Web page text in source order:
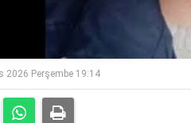
2026 Perşembe 19:14